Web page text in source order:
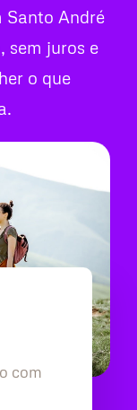
Santo André
sem juros e
o que
com